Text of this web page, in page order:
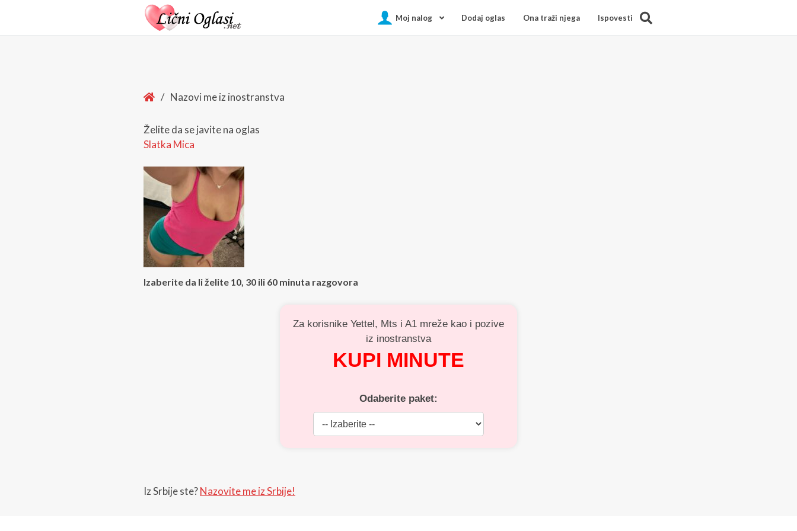
Moj nalog Dodaj oglas Ona traži njega Ispovesti
Home
/ Nazovi me iz inostranstva
Želite da se javite na oglas
Slatka Mica
Izaberite da li želite 10, 30 ili 60 minuta razgovora
Za korisnike Yettel, Mts i A1 mreže kao i pozive
iz inostranstva
KUPI MINUTE
Odaberite paket:
Iz Srbije ste?Nazovite me iz Srbije!